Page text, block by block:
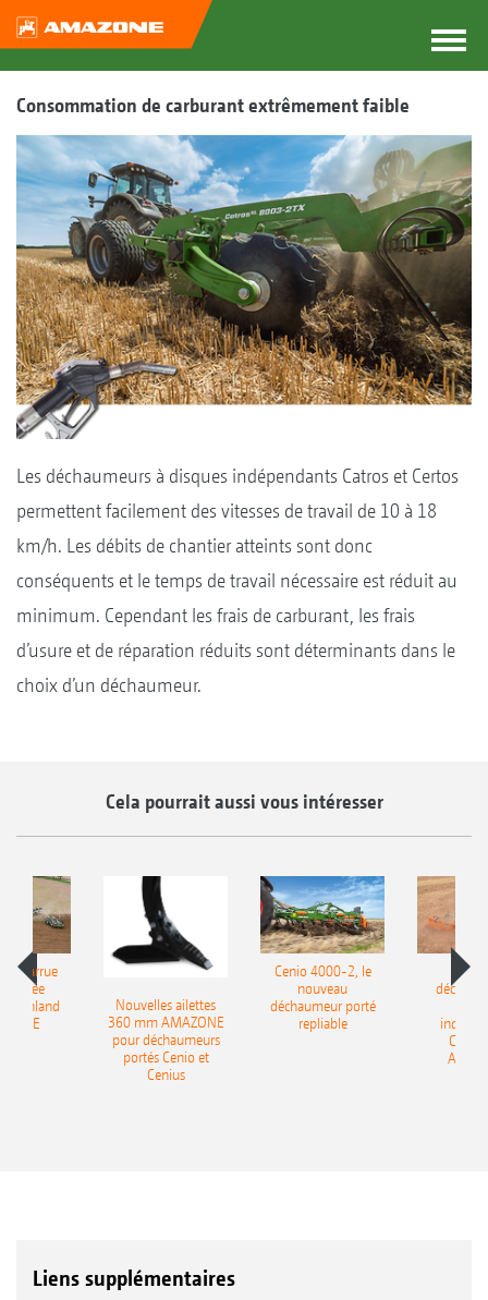
Consommation de carburant extrêmement faible
Les déchaumeurs à disques indépendants Catros et Certos
permettent facilement des vitesses de travail de 10 à 18
km/h. Les débits de chantier atteints sont donc
conséquents et le temps de travail nécessaire est réduit au
minimum. Cependant les frais de carburant, les frais
d’usure et de réparation réduits sont déterminants dans le
choix d’un déchaumeur.
Cela pourrait aussi vous intéresser
charrue
portée
Onland
Nouvelles ailettes
360 mm AMAZONE
pour déchaumeurs
portés Cenio et
Cenius
Cenio 4000-2, le
nouveau
déchaumeur porté
repliable
Liens supplémentaires